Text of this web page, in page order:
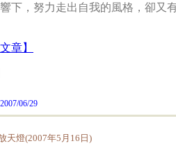
下，努力走出自我的風格，卻又
章】
2007/06/29
天燈(2007年5月16日)